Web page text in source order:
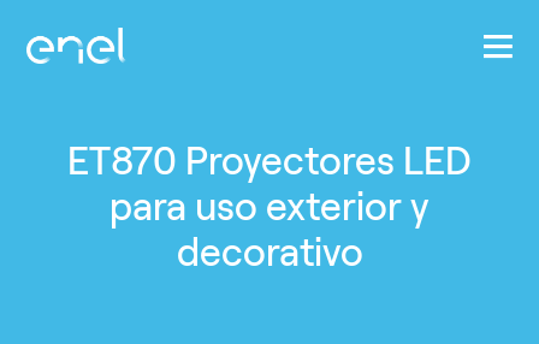
ET870 Proyectores LED
para uso exterior y
decorativo